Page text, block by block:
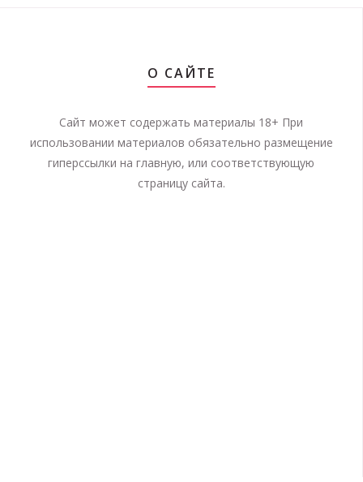
О САЙТЕ
Сайт может содержать материалы 18+ При
использовании материалов обязательно размещение
гиперссылки на главную, или соответствующую
страницу сайта.